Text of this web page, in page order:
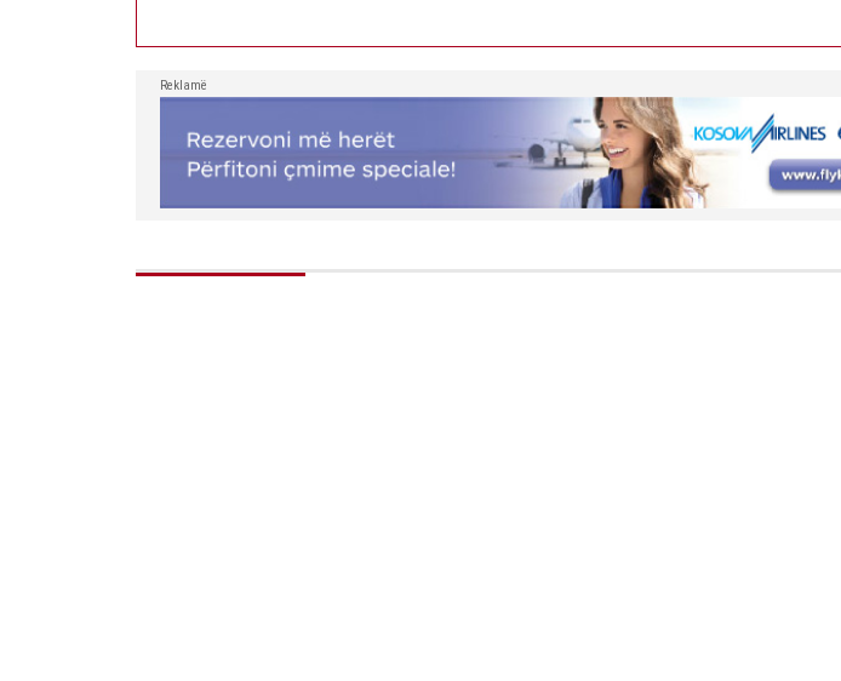
Reklamë